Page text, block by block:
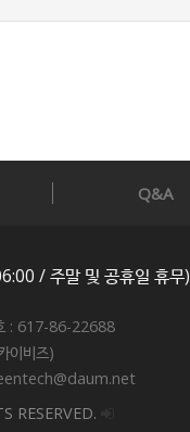
Q&A
/ 주말 및 공휴일 휴무)
: 617-86-22688
이비즈)
RESERVED.